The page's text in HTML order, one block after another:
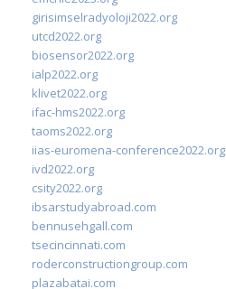
girisimselradyoloji2022.org
utcd2022.org
biosensor2022.org
ialp2022.org
klivet2022.org
ifac-hms2022.org
taoms2022.org
iias-euromena-conference2022.org
ivd2022.org
csity2022.org
ibsarstudyabroad.com
bennusehgall.com
tsecincinnati.com
roderconstructiongroup.com
plazabatai.com